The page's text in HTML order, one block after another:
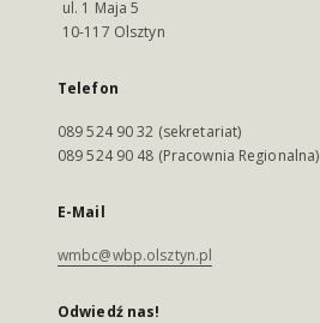
ul. 1 Maja 5
10-117 Olsztyn
Telefon
089 524 90 32 (sekretariat)
089 524 90 48 (Pracownia Regionalna)
E-Mail
wmbc@wbp.olsztyn.pl
Odwiedź nas!